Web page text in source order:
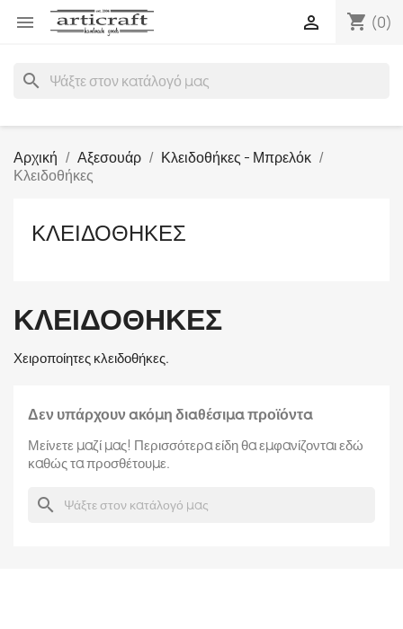
 shopping_cart (0)

search
Αρχική Αξεσουάρ
Κλειδοθήκες - Μπρελόκ
Κλειδοθήκες
ΚΛΕΙΔΟΘΉΚΕΣ
ΚΛΕΙΔΟΘΉΚΕΣ
Χειροποίητες κλειδοθήκες.
Δεν υπάρχουν ακόμη διαθέσιμα προϊόντα
Μείνετε μαζί μας! Περισσότερα είδη θα εμφανίζονται εδώ
καθώς τα προσθέτουμε.
search